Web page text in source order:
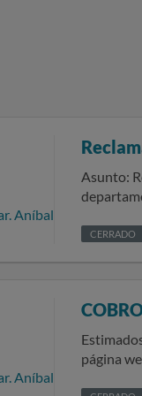
Aníbal
Asunto:
departamento de
previamente
adicional
CERRADO
Aníbal
Estimados/as señores/as: El día 27 de
página web www.pluscar-